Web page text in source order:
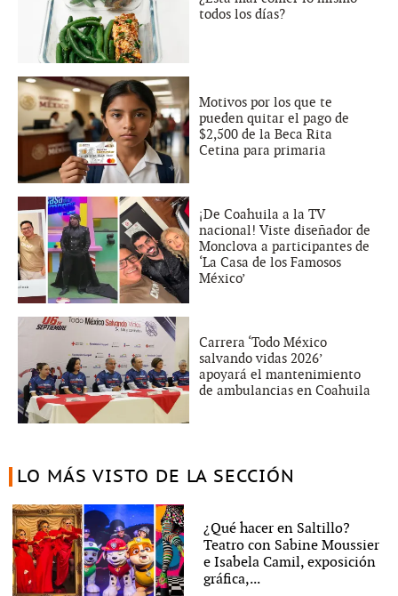
todos los días?
Motivos por los que te
pueden quitar el pago de
$2,500 de la Beca Rita
Cetina para primaria
¡De Coahuila a la TV
nacional! Viste diseñador de
Monclova a participantes de
‘La Casa de los Famosos
México’
Carrera ‘Todo México
salvando vidas 2026’
apoyará el mantenimiento
de ambulancias en Coahuila
LO MÁS VISTO DE LA SECCIÓN
¿Qué hacer en Saltillo?
Teatro con Sabine Moussier
e Isabela Camil, exposición
gráfica,...